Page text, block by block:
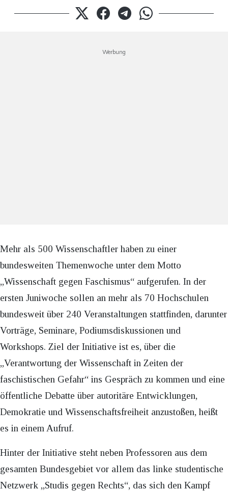
Werbung
Mehr als 500 Wissenschaftler haben zu einer
bundesweiten Themenwoche unter dem Motto
„Wissenschaft gegen Faschismus“ aufgerufen. In der
ersten Juniwoche sollen an mehr als 70 Hochschulen
bundesweit über 240 Veranstaltungen stattfinden, darunter
Vorträge, Seminare, Podiumsdiskussionen und
Workshops. Ziel der Initiative ist es, über die
„Verantwortung der Wissenschaft in Zeiten der
faschistischen Gefahr“ ins Gespräch zu kommen und eine
öffentliche Debatte über autoritäre Entwicklungen,
Demokratie und Wissenschaftsfreiheit anzustoßen, heißt
es in einem Aufruf.
Hinter der Initiative steht neben Professoren aus dem
gesamten Bundesgebiet vor allem das linke studentische
Netzwerk „Studis gegen Rechts“, das sich den Kampf